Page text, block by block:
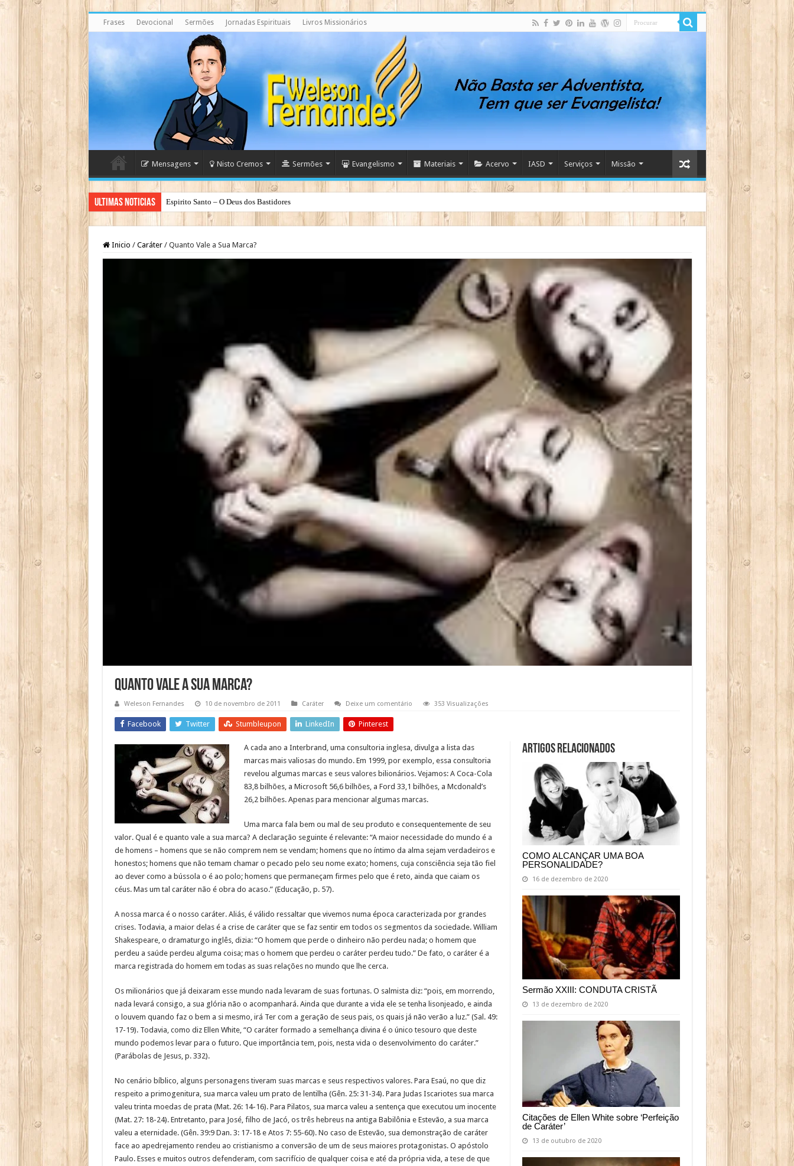
Frases Devocional Sermões Jornadas Espirituais Livros Missionários
Mensagens Nisto Cremos Sermões Evangelismo Materiais Acervo IASD Serviços Missão
Ultimas Noticias Espirito Santo – O Deus dos Bastidores
Inicio / Caráter / Quanto Vale a Sua Marca?
Quanto Vale a Sua Marca?
Weleson Fernandes 10 de novembro de 2011 Caráter Deixe um comentário 353 Visualizações
Facebook Twitter Stumbleupon LinkedIn Pinterest
Artigos relacionados
COMO ALCANÇAR UMA BOA
PERSONALIDADE?
16 de dezembro de 2020
Sermão XXIII: CONDUTA CRISTÃ
13 de dezembro de 2020
Citações de Ellen White sobre ‘Perfeição
de Caráter’
13 de outubro de 2020
A cada ano a Interbrand, uma consultoria inglesa, divulga a lista das
marcas mais valiosas do mundo. Em 1999, por exemplo, essa consultoria
revelou algumas marcas e seus valores bilionários. Vejamos: A Coca-Cola
83,8 bilhões, a Microsoft 56,6 bilhões, a Ford 33,1 bilhões, a Mcdonald’s
26,2 bilhões. Apenas para mencionar algumas marcas.
Uma marca fala bem ou mal de seu produto e consequentemente de seu
valor. Qual é e quanto vale a sua marca? A declaração seguinte é relevante: “A maior necessidade do mundo é a
de homens – homens que se não comprem nem se vendam; homens que no íntimo da alma sejam verdadeiros e
honestos; homens que não temam chamar o pecado pelo seu nome exato; homens, cuja consciência seja tão fiel
ao dever como a bússola o é ao polo; homens que permaneçam firmes pelo que é reto, ainda que caiam os
céus. Mas um tal caráter não é obra do acaso.” (Educação, p. 57).
A nossa marca é o nosso caráter. Aliás, é válido ressaltar que vivemos numa época caracterizada por grandes
crises. Todavia, a maior delas é a crise de caráter que se faz sentir em todos os segmentos da sociedade. William
Shakespeare, o dramaturgo inglês, dizia: “O homem que perde o dinheiro não perdeu nada; o homem que
perdeu a saúde perdeu alguma coisa; mas o homem que perdeu o caráter perdeu tudo.” De fato, o caráter é a
marca registrada do homem em todas as suas relações no mundo que lhe cerca.
Os milionários que já deixaram esse mundo nada levaram de suas fortunas. O salmista diz: “pois, em morrendo,
nada levará consigo, a sua glória não o acompanhará. Ainda que durante a vida ele se tenha lisonjeado, e ainda
o louvem quando faz o bem a si mesmo, irá Ter com a geração de seus pais, os quais já não verão a luz.” (Sal. 49:
17-19). Todavia, como diz Ellen White, “O caráter formado a semelhança divina é o único tesouro que deste
mundo podemos levar para o futuro. Que importância tem, pois, nesta vida o desenvolvimento do caráter.”
(Parábolas de Jesus, p. 332).
No cenário bíblico, alguns personagens tiveram suas marcas e seus respectivos valores. Para Esaú, no que diz
respeito a primogenitura, sua marca valeu um prato de lentilha (Gên. 25: 31-34). Para Judas Iscariotes sua marca
valeu trinta moedas de prata (Mat. 26: 14-16). Para Pilatos, sua marca valeu a sentença que executou um inocente
(Mat. 27: 18-24). Entretanto, para José, filho de Jacó, os três hebreus na antiga Babilônia e Estevão, a sua marca
valeu a eternidade. (Gên. 39:9 Dan. 3: 17-18 e Atos 7: 55-60). No caso de Estevão, sua demonstração de caráter
face ao apedrejamento rendeu ao cristianismo a conversão de um de seus maiores protagonistas. O apóstolo
Paulo. Esses e muitos outros defenderam, com sacrifício de qualquer coisa e até da própria vida, a tese de que